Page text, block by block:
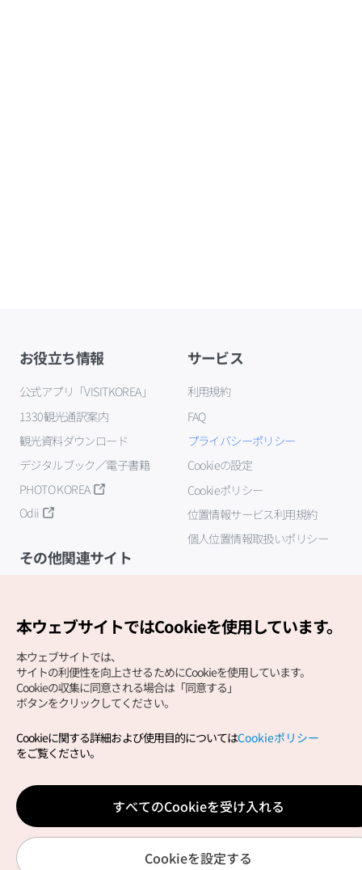
お役立ち情報
公式アプリ「VISITKOREA」
1330観光通訳案内
観光資料ダウンロード
デジタルブック／電子書籍
PHOTO KOREA
Odii
サービス
利用規約
FAQ
プライバシーポリシー
Cookieの設定
Cookieポリシー
位置情報サービス利用規約
個人位置情報取扱いポリシー
その他関連サイト
Copyright (c) Korea Tourism Organization All Rights
サイトエラー報告公式メール
japanese@knto.or.kr
本ウェブサイトではCookieを使用しています。
本ウェブサイトでは、
サイトの利便性を向上させるためにCookieを使用しています。
Cookieの収集に同意される場合は「同意する」
ボタンをクリックしてください。
Cookieに関する詳細および使用目的についてはCookieポリシー
をご覧ください。
すべてのCookieを受け入れる
Cookieを設定する